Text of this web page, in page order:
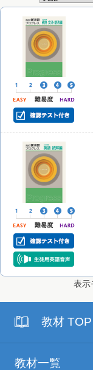
表示
教材 TOP
教材一覧